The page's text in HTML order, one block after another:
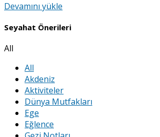
Devamını yükle
Seyahat Önerileri
All
All
Akdeniz
Aktiviteler
Dünya Mutfakları
Ege
Eğlence